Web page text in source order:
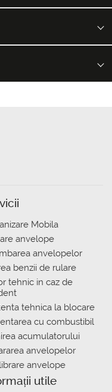
Mobila
anvelope
anvelopelor
benzii de rulare
tehnic in caz de
tehnica la blocare
cu combustibil
acumulatorului
anvelopelor
anvelope
utile